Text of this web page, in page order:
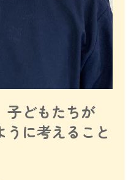
子どもたちが
に考えること